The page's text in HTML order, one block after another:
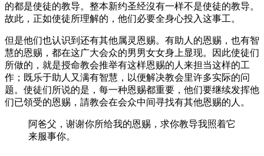
的都是使徒的教导。整本新约圣经沒有一样不是使徒的教导。
故此，正如使徒所理解的，他们必要全身心投入这事工。
但是他们也认识到还有其他属灵恩赐。有助人的恩赐，也有智
慧的恩赐，都在这广大会众的男男女女身上显现。因此使徒们
所做的，就是授命教会推举有这样恩赐的人来担当这样的工
作；既乐于助人又满有智慧，以便解决教会里许多实际的问
题。使徒们所说的是，每一种恩赐都重要，他们要继续发挥他
们已領受的恩赐，請教会在会众中间寻找有其他恩赐的人。
阿爸父，谢谢你所给我的恩赐，求你教导我照着它
来服事你。